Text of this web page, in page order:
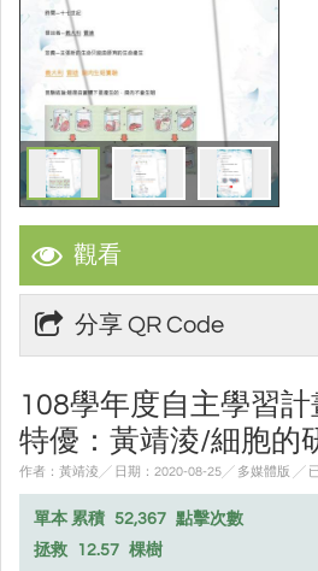
觀看
分享 QR Code
108學年度自主學習計
特優：黃靖淩/細胞的
作者：黃靖淩╱ 日期：2020-08-25╱ 多媒體版 ╱
單本 累積 52,367 點擊次數
拯救
12.57 棵樹